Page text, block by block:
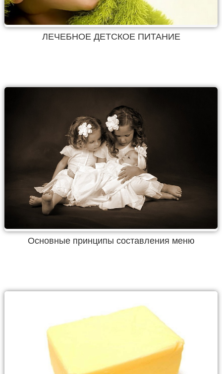
ЛЕЧЕБНОЕ ДЕТСКОЕ ПИТАНИЕ
Основные принципы составления меню